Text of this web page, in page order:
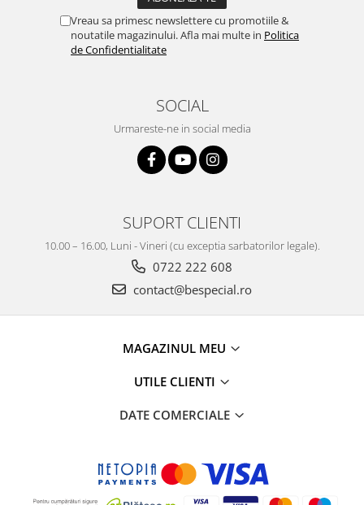
Vreau sa primesc newslettere cu promotiile &
noutatile magazinului. Afla mai multe in Politica
de Confidentialitate
SOCIAL
Urmareste-ne in social media
SUPORT CLIENTI
10.00 – 16.00, Luni - Vineri (cu exceptia sarbatorilor legale).
0722 222 608
contact@bespecial.ro
MAGAZINUL MEU
UTILE CLIENTI
DATE COMERCIALE